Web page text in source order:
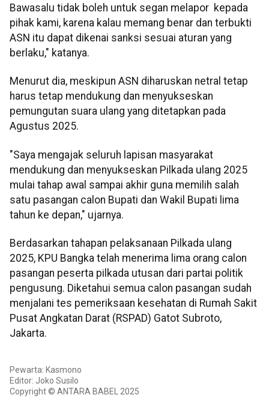
Bawasalu tidak boleh untuk segan melapor kepada
pihak kami, karena kalau memang benar dan terbukti
ASN itu dapat dikenai sanksi sesuai aturan yang
berlaku," katanya.
Menurut dia, meskipun ASN diharuskan netral tetap
harus tetap mendukung dan menyukseskan
pemungutan suara ulang yang ditetapkan pada
Agustus 2025.
"Saya mengajak seluruh lapisan masyarakat
mendukung dan menyukseskan Pilkada ulang 2025
mulai tahap awal sampai akhir guna memilih salah
satu pasangan calon Bupati dan Wakil Bupati lima
tahun ke depan," ujarnya.
Berdasarkan tahapan pelaksanaan Pilkada ulang
2025, KPU Bangka telah menerima lima orang calon
pasangan peserta pilkada utusan dari partai politik
pengusung. Diketahui semua calon pasangan sudah
menjalani tes pemeriksaan kesehatan di Rumah Sakit
Pusat Angkatan Darat (RSPAD) Gatot Subroto,
Jakarta.
Pewarta: Kasmono
Editor: Joko Susilo
Copyright © ANTARA BABEL 2025